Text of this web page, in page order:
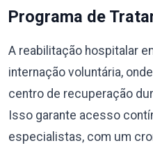
Programa de
A reabilitação hospitalar
internação voluntária,
centro de recuperação
Isso garante acesso
especialistas, com um